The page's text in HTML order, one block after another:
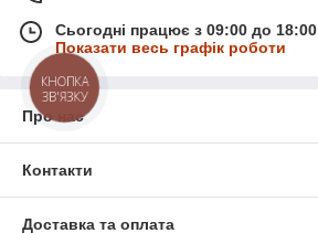
Сьогодні працює з 09:00 до 18:00
Показати весь графік роботи
Про нас
Контакти
Доставка та оплата
КНОПКА
ЗВ'ЯЗКУ